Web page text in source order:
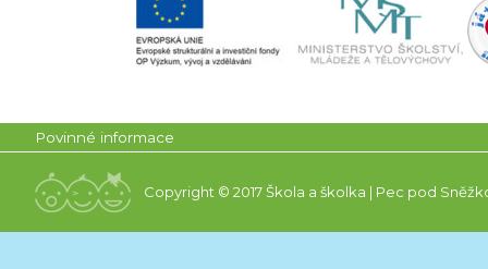
Povinné informace
Copyright © 2017 Škola a školka | Pec pod